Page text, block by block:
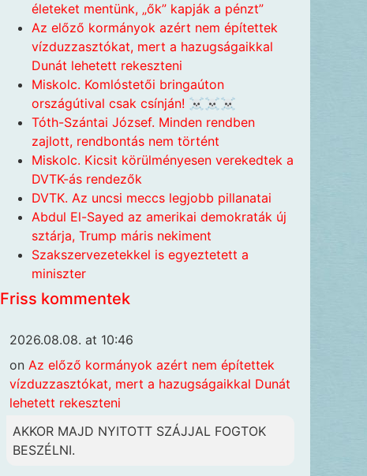
életeket mentünk, „ők” kapják a pénzt”
Az előző kormányok azért nem építettek
vízduzzasztókat, mert a hazugságaikkal
Dunát lehetett rekeszteni
Miskolc. Komlóstetői bringaúton
országútival csak csínján! ☠️☠️☠️
Tóth-Szántai József. Minden rendben
zajlott, rendbontás nem történt
Miskolc. Kicsit körülményesen verekedtek a
DVTK-ás rendezők
DVTK. Az uncsi meccs legjobb pillanatai
Abdul El-Sayed az amerikai demokraták új
sztárja, Trump máris nekiment
Szakszervezetekkel is egyeztetett a
miniszter
Friss kommentek
2026.08.08. at 10:46
on Az előző kormányok azért nem építettek
vízduzzasztókat, mert a hazugságaikkal Dunát
lehetett rekeszteni
AKKOR MAJD NYITOTT SZÁJJAL FOGTOK
BESZÉLNI.